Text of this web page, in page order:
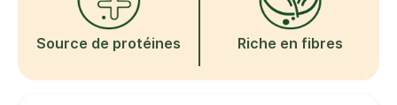
Source de protéines Riche en fibres